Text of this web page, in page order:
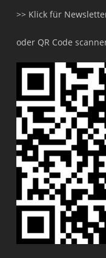
>> Klick für
oder QR Code